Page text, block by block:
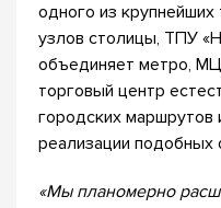
одного из
узлов столицы, ТПУ
объединяет метро,
торговый центр
городских
реализации подобных
«Мы планомерно